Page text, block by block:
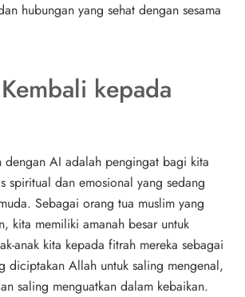
hubungan yang sehat dengan sesama
kepada
dengan AI adalah pengingat bagi kita
spiritual dan emosional yang sedang
Sebagai orang tua muslim yang
kita memiliki amanah besar untuk
anak kita kepada fitrah mereka sebagai
diciptakan Allah untuk saling mengenal,
saling menguatkan dalam kebaikan.